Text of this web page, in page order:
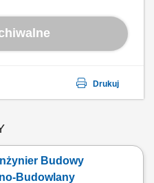
Drukuj
Budowy
Budowlany